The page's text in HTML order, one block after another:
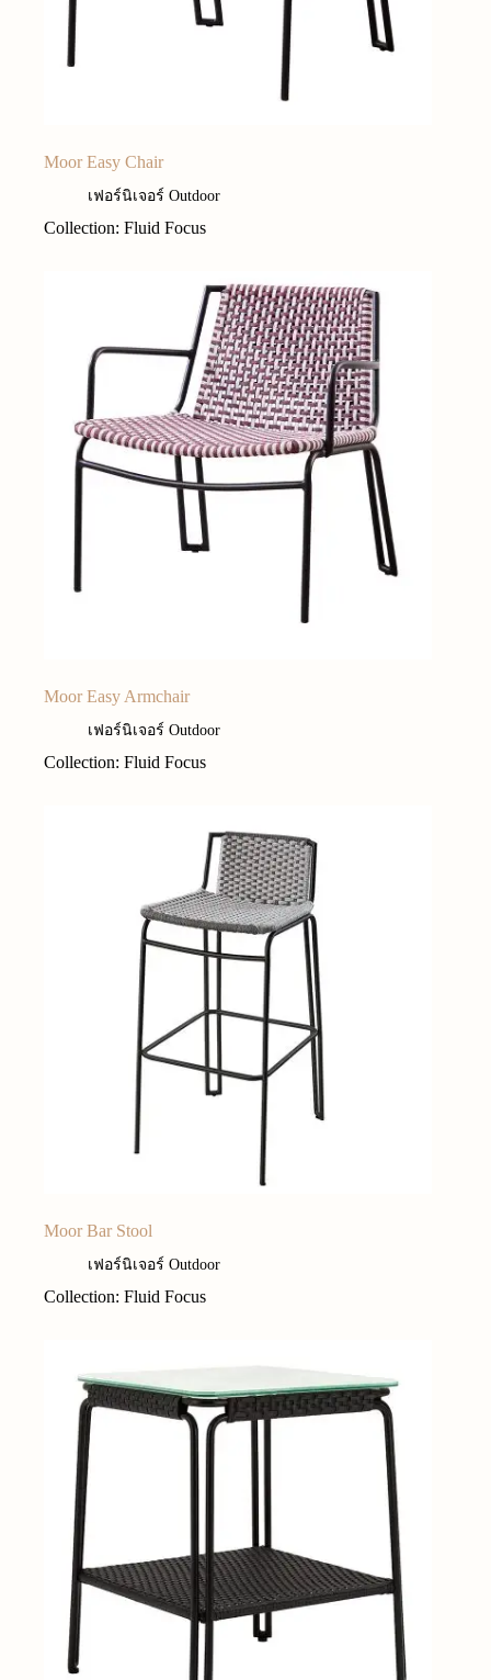
Moor Easy Chair
เฟอร์นิเจอร์ Outdoor
Collection: Fluid Focus
Moor Easy Armchair
เฟอร์นิเจอร์ Outdoor
Collection: Fluid Focus
Moor Bar Stool
เฟอร์นิเจอร์ Outdoor
Collection: Fluid Focus